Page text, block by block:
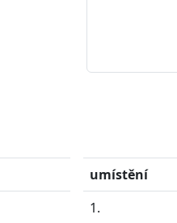
umístění
1.